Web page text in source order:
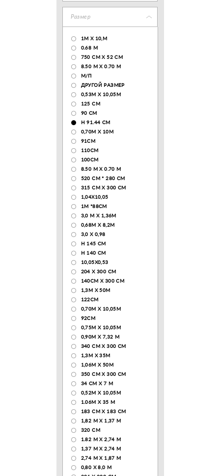
Размер
1М Х 10,М
0.68 M
750 CM X 52 CM
8.50 М X 0.70 М
М/П
ДРУГОЙ РАЗМЕР
0,53М Х 10,05М
125 CM
90 СМ
H 91.44 CM
0,70М Х 10М
91СМ
110CM
100CM
8.50 M X 0.70 M
520 СМ * 280 СМ
315 CM X 300 CM
1,04X10,05
1М *88СМ
3,0 М Х 1,36М
0,68М Х 8,2М
3,0 Х 0,98
H 145 CM
H 140 CM
10,05Х0,53
204 Х 300 СМ
140CM X 300 CM
1,3М Х 50М
122СМ
0,70М Х 10,05М
92CM
0,75М Х 10,05М
0,90М Х 7,32 М
340 CM X 300 CM
1,3M X 35M
1,06M X 50M
350 CM X 300 CM
34 CM X 7 M
0,52М Х 10,05М
1.06M X 35 M
183 СМ Х 183 СМ
1,82 М Х 1,37 М
320 CM
1.82 М Х 2,74 М
1,37 М Х 2,74 М
2,74 М Х 1,87 М
0,80 Х 8,0 М